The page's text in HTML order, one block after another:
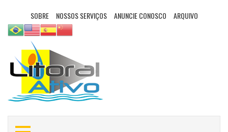
SOBRE NOSSOS SERVIÇOS ANUNCIE CONOSCO ARQUIVO